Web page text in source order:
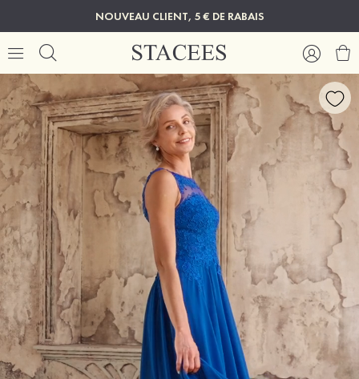
NOUVEAU CLIENT, 5 € DE RABAIS